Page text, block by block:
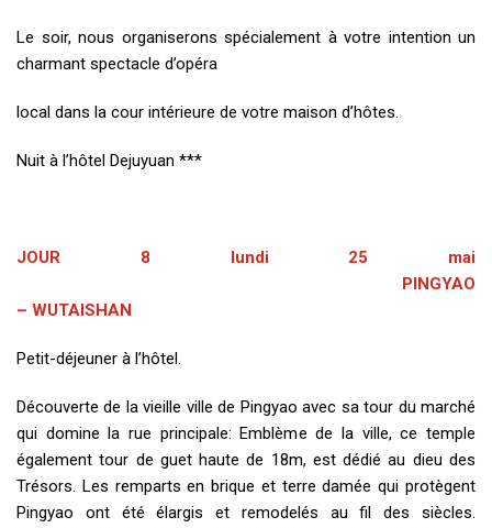
Le soir, nous organiserons spécialement à votre intention un
charmant spectacle d’opéra
local dans la cour intérieure de votre maison d’hôtes.
Nuit à l’hôtel Dejuyuan ***
JOUR 8 lundi 25 mai
PINGYAO
– WUTAISHAN
Petit-déjeuner à l’hôtel.
Découverte de la vieille ville de Pingyao avec sa tour du marché
qui domine la rue principale: Emblème de la ville, ce temple
également tour de guet haute de 18m, est dédié au dieu des
Trésors. Les remparts en brique et terre damée qui protègent
Pingyao ont été élargis et remodelés au fil des siècles.